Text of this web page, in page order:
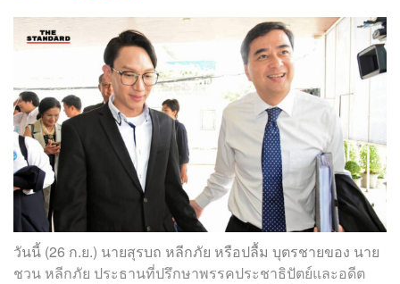
วันนี้ (26 ก.ย.) นายสุรบถ หลีกภัย หรือปลื้ม บุตรชายของ นาย
ชวน หลีกภัย ประธานที่ปรึกษาพรรคประชาธิปัตย์และอดีต